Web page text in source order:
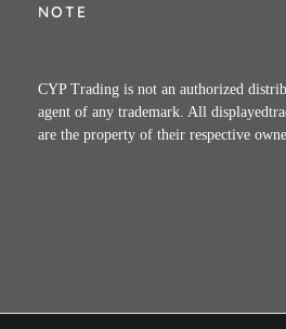
NOTE
CYP Trading is not an authorized
agent of any trademark. All
are the property of their respective